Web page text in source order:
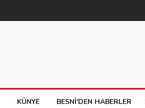
KÜNYE BESNI'DEN HABERLER